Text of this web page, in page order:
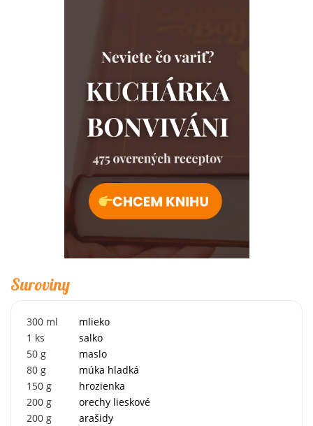
Suroviny
300 ml
mlieko
1 ks
salko
50 g
maslo
80 g
múka hladká
150 g
hrozienka
200 g
orechy lieskové
200 g
arašidy